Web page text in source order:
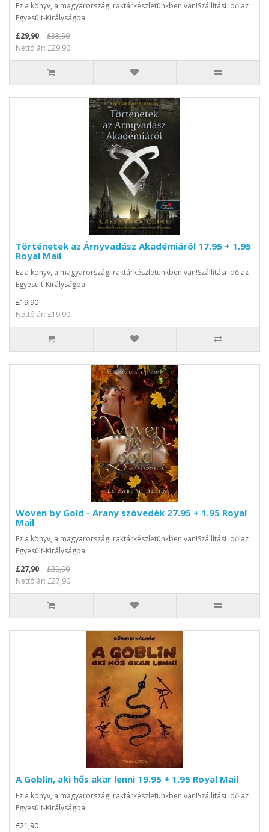
Ez a könyv, a magyarországi raktárkészletünkben van!Szállítási idő az
Egyesült-Királyságba..
£29,90
£33,90
Nettó ár: £29,90
Történetek az Árnyvadász Akadémiáról 17.95 + 1.95
Royal Mail
Ez a könyv, a magyarországi raktárkészletünkben van!Szállítási idő az
Egyesült-Királyságba..
£19,90
Nettó ár: £19,90
Woven by Gold - Arany szövedék 27.95 + 1.95 Royal
Mail
Ez a könyv, a magyarországi raktárkészletünkben van!Szállítási idő az
Egyesült-Királyságba..
£27,90
£29,90
Nettó ár: £27,90
A Goblin, aki hős akar lenni 19.95 + 1.95 Royal Mail
Ez a könyv, a magyarországi raktárkészletünkben van!Szállítási idő az
Egyesült-Királyságba..
£21,90